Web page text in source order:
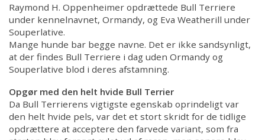
Raymond H. Oppenheimer opdrættede Bull Terriere
under kennelnavnet, Ormandy, og Eva Weatherill under
Souperlative.
Mange hunde bar begge navne. Det er ikke sandsynligt,
at der findes Bull Terriere i dag uden Ormandy og
Souperlative blod i deres afstamning.
Opgør med den helt hvide Bull Terrier
Da Bull Terrierens vigtigste egenskab oprindeligt var
den helt hvide pels, var det et stort skridt for de tidlige
opdrættere at acceptere den farvede variant, som fra